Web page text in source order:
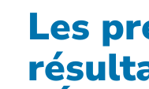
Les